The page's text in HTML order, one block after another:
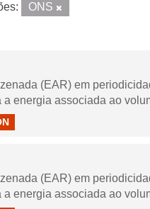
ONS
(EAR) em
energia associada ao
(EAR) em
energia associada ao